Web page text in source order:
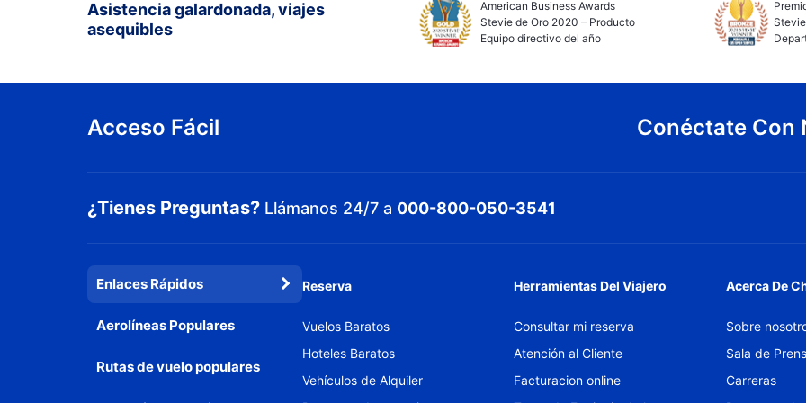
Asistencia galardonada, viajes
asequibles
American Business Awards
Stevie de Oro 2020 – Producto
Equipo directivo del año
Acceso Fácil Conéctate Con
¿Tienes Preguntas? Llámanos 24/7 a 000-800-050-3541
Enlaces Rápidos
Aerolíneas Populares
Rutas de vuelo populares
Reserva
Vuelos Baratos
Hoteles Baratos
Vehículos de Alquiler
Herramientas Del Viajero
Consultar mi reserva
Atención al Cliente
Facturacion online
Acerca De
Sobre
Sala de
Carreras